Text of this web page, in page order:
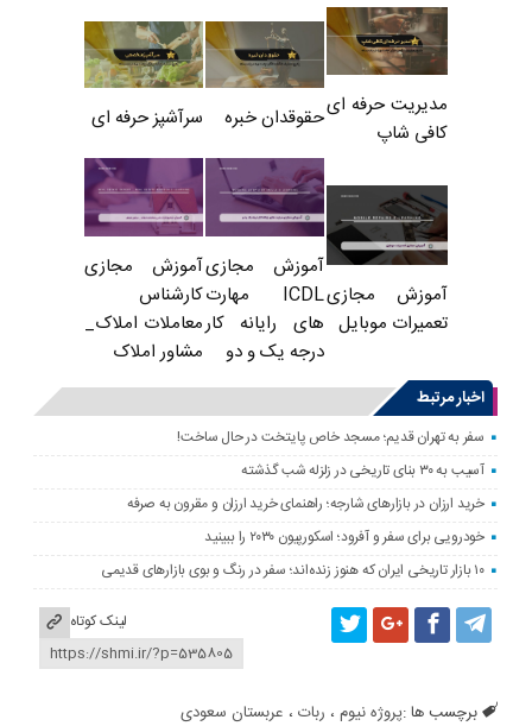
مدیریت حرفه ای
کافی شاپ
حقوقدان خبره سرآشپز حرفه ای
آموزش مجازی
تعمیرات موبایل
آموزش مجازی
ICDL مهارت
های رایانه کار
درجه یک و دو
آموزش مجازی
کارشناس
معاملات املاک_
مشاور املاک
اخبار مرتبط
سفر به تهران قدیم؛ مسجد خاص پایتخت در حال ساخت!
آسیب به ۳۰ بنای تاریخی در زلزله شب گذشته
خرید ارزان در بازارهای شارجه؛ راهنمای خرید ارزان و مقرون به صرفه
خودرویی برای سفر و آفرود؛ اسکورپیون ۲۰۳۰ را ببینید
۱۰ بازار تاریخی ایران که هنوز زنده‌اند؛ سفر در رنگ و بوی بازارهای قدیمی
لینک کوتاه
برچسب ها :پروژه نیوم ، ربات ، عربستان سعودی